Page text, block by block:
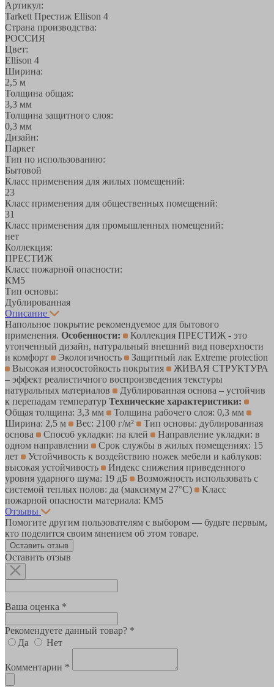
Артикул:
Tarkett Престиж Ellison 4
Страна производства:
РОССИЯ
Цвет:
Ellison 4
Ширина:
2,5 м
Толщина общая:
3,3 мм
Толщина защитного слоя:
0,3 мм
Дизайн:
Паркет
Тип по использованию:
Бытовой
Класс применения для жилых помещений:
23
Класс применения для общественных помещений:
31
Класс применения для промышленных помещений:
нет
Коллекция:
ПРЕСТИЖ
Класс пожарной опасности:
КМ5
Тип основы:
Дублированная
Описание
Напольное покрытие рекомендуемое для бытового
применения. Особенности:
Коллекция ПРЕСТИЖ - это
утонченный дизайн, натуральный внешний вид поверхности
и комфорт
Экологичность
Защитный лак Extreme protection
Высокая износостойкость покрытия
ЖИВАЯ СТРУКТУРА
– эффект реалистичного воспроизведения текстуры
натуральных материалов
Дублированная основа – устойчив
к перепадам температур Технические характеристики:
Общая толщина: 3,3 мм
Толщина рабочего слоя: 0,3 мм
Ширина: 2,5 м
Вес: 2100 г/м²
Тип основы: дублированная
основа
Способ укладки: на клей
Направление укладки: в
одном направлении
Срок службы в жилых помещениях: 15
лет
Устойчивость к воздействию ножек мебели и каблуков:
высокая устойчивость
Индекс снижения приведенного
уровня ударного шума: 19 дБ
Возможность использовать с
системой теплых полов: да (максимум 27°C)
Класс
пожарной опасности материала: КМ5
Отзывы
Помогите другим пользователям с выбором — будьте первым,
кто поделится своим мнением об этом товаре.
Оставить отзыв
Оставить отзыв
Ваша оценка *
Рекомендуете данный товар? *
Да
Нет
Комментарии *